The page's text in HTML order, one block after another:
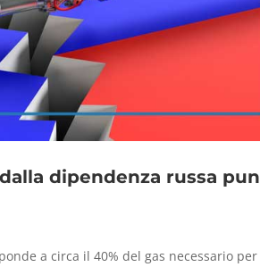
dipendenza russa
a circa il 40% del gas necessario per